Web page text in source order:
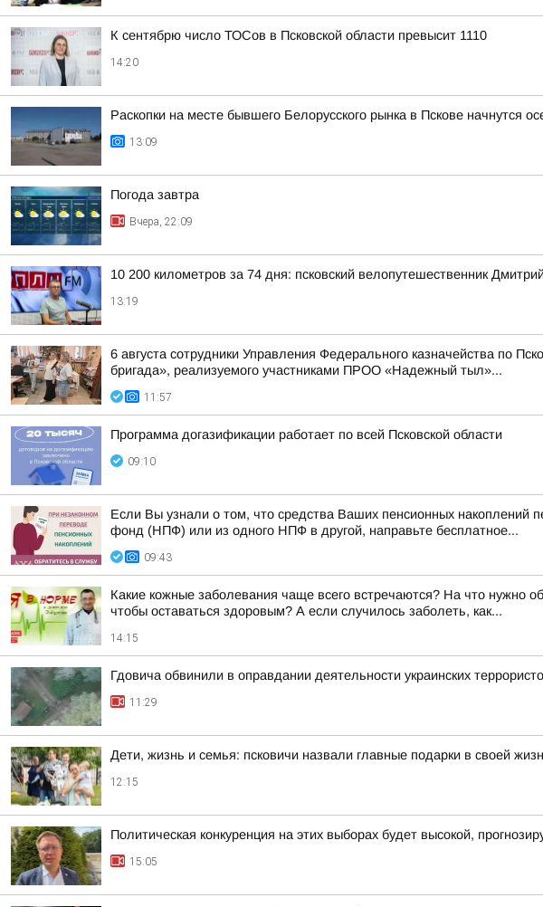
К сентябрю число ТОСов в Псковской области превысит 1110
14:20
Раскопки на месте бывшего Белорусского рынка в Пскове начнутся
13:09
Погода завтра
Вчера, 22:09
10 200 километров за 74 дня: псковский велопутешественник
13:19
6 августа сотрудники Управления Федерального казначейства по
бригада», реализуемого участниками ПРОО «Надежный тыл»...
11:57
Программа догазификации работает по всей Псковской области
09:10
Если Вы узнали о том, что средства Ваших пенсионных накоплений
фонд (НПФ) или из одного НПФ в другой, направьте бесплатное...
09:43
Какие кожные заболевания чаще всего встречаются? На что нужно
чтобы оставаться здоровым? А если случилось заболеть, как...
14:15
Гдовича обвинили в оправдании деятельности украинских
11:29
Дети, жизнь и семья: псковичи назвали главные подарки в своей
12:15
Политическая конкуренция на этих выборах будет высокой,
15:05